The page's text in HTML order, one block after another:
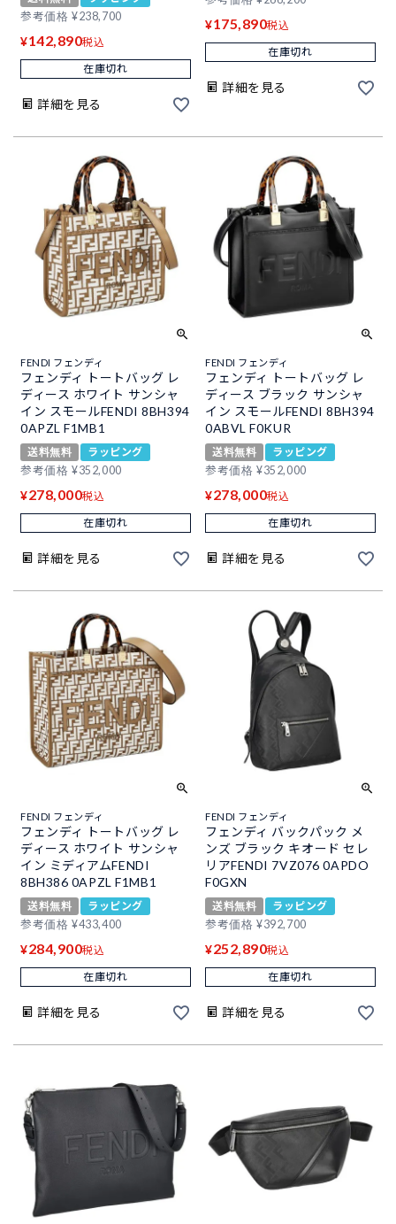
参考価格 ¥238,700
¥142,890税込
在庫切れ
詳細を見る
¥175,890税込
在庫切れ
詳細を見る
FENDI フェンディ
フェンディ トートバッグ レ
ディース ホワイト サンシャ
イン スモールFENDI 8BH394
0APZL F1MB1
送料無料
ラッピング
参考価格 ¥352,000
¥278,000税込
在庫切れ
詳細を見る
FENDI フェンディ
フェンディ トートバッグ レ
ディース ブラック サンシャ
イン スモールFENDI 8BH394
0ABVL F0KUR
送料無料
ラッピング
参考価格 ¥352,000
¥278,000税込
在庫切れ
詳細を見る
FENDI フェンディ
フェンディ トートバッグ レ
ディース ホワイト サンシャ
イン ミディアムFENDI
8BH386 0APZL F1MB1
送料無料
ラッピング
参考価格 ¥433,400
¥284,900税込
在庫切れ
詳細を見る
FENDI フェンディ
フェンディ バックパック メ
ンズ ブラック キオード セレ
リアFENDI 7VZ076 0APDO
F0GXN
送料無料
ラッピング
参考価格 ¥392,700
¥252,890税込
在庫切れ
詳細を見る